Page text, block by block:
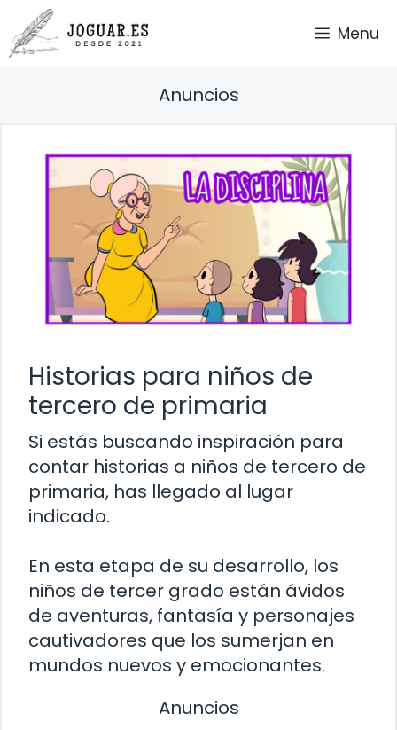
Saltar
al
contenido
Menu
Anuncios
Historias para niños de
tercero de primaria
Si estás buscando inspiración para
contar historias a niños de tercero de
primaria, has llegado al lugar
indicado.
En esta etapa de su desarrollo, los
niños de tercer grado están ávidos
de aventuras, fantasía y personajes
cautivadores que los sumerjan en
mundos nuevos y emocionantes.
Anuncios